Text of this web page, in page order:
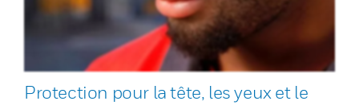
Protection pour la tête, les yeux et le